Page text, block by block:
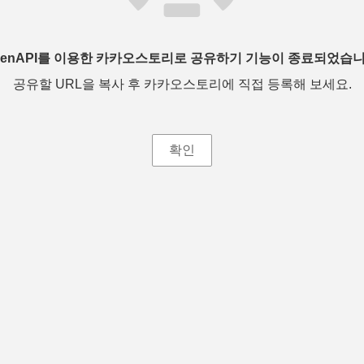
를 이용한 카카오스토리로 공유하기 기능이 종료되었습
공유할 URL을 복사 후 카카오스토리에 직접 등록해 보세요.
확인